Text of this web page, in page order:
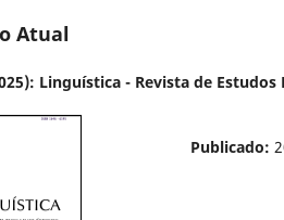
Atual
Linguística - Revista de
Publicado: